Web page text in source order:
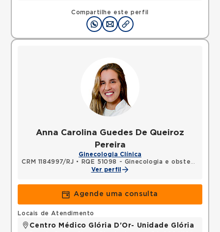
Compartilhe este perfil
Anna Carolina Guedes De Queiroz
Pereira
Ginecologia Clínica
CRM 1184997/RJ •
RQE 51098 - Ginecologia e obstetrícia
Ver perfil
Agende uma consulta
Locais de Atendimento
Centro Médico Glória D'Or- Unidade Glória